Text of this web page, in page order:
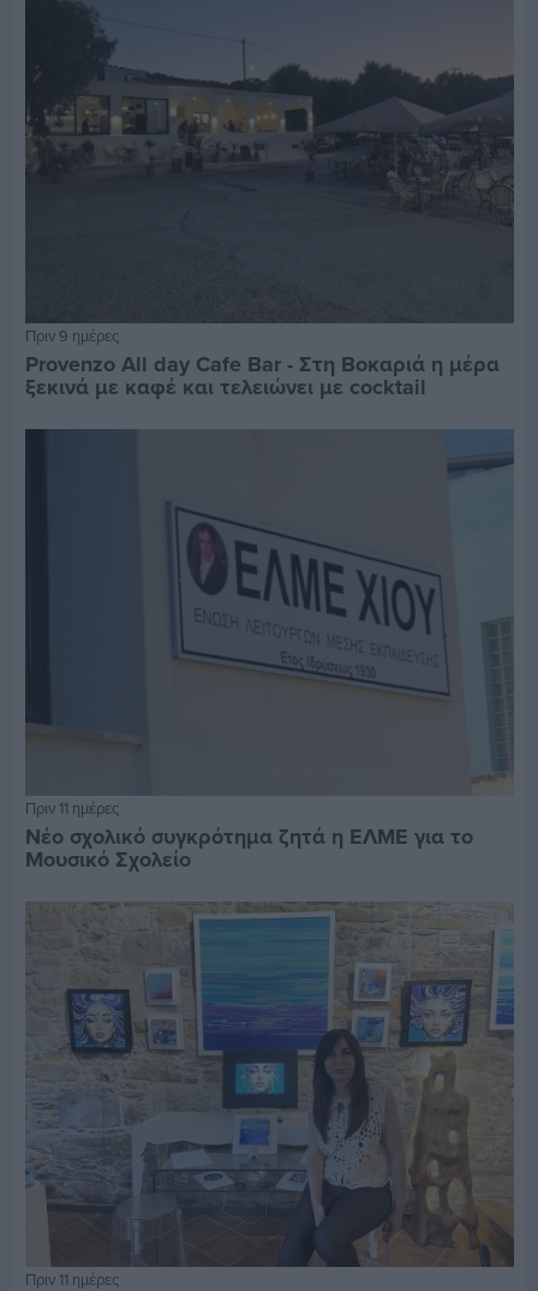
Πριν 9 ημέρες
Provenzo All day Cafe Bar - Στη Βοκαριά η μέρα
ξεκινά με καφέ και τελειώνει με cocktail
Πριν 11 ημέρες
Νέο σχολικό συγκρότημα ζητά η ΕΛΜΕ για το
Μουσικό Σχολείο
Πριν 11 ημέρες